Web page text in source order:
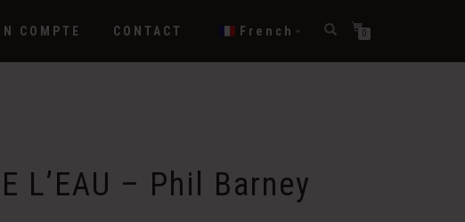
COMPTE CONTACT French 0
L’EAU – Phil Barney